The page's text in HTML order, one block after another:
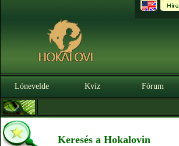
Lónevelde Kvíz Fórum
Keresés a Hokalovin